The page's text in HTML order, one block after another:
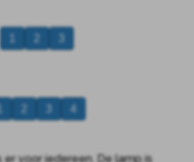
4
er voor iedereen. De lamp is